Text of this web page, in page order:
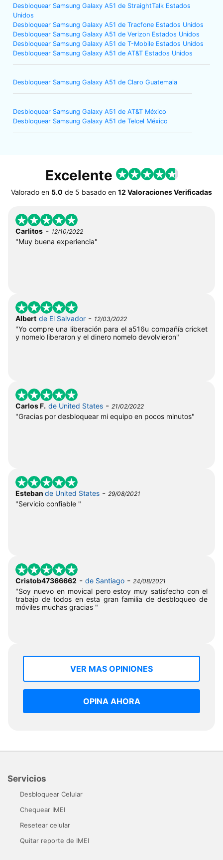
Desbloquear Samsung Galaxy A51 de StraightTalk Estados
Unidos
Desbloquear Samsung Galaxy A51 de Tracfone Estados Unidos
Desbloquear Samsung Galaxy A51 de Verizon Estados Unidos
Desbloquear Samsung Galaxy A51 de T-Mobile Estados Unidos
Desbloquear Samsung Galaxy A51 de AT&T Estados Unidos
Desbloquear Samsung Galaxy A51 de Claro Guatemala
Desbloquear Samsung Galaxy A51 de AT&T México
Desbloquear Samsung Galaxy A51 de Telcel México
Excelente
Valorado en 5.0 de 5 basado en 12 Valoraciones Verificadas
Carlitos - 12/10/2022
"Muy buena experiencia"
Albert de El Salvador - 12/03/2022
"Yo compre una liberación para el a516u compañía cricket
y nomelo liberaron y el dinero nomelo devolvieron"
Carlos F. de United States - 21/02/2022
"Gracias por desbloquear mi equipo en pocos minutos"
Esteban de United States - 29/08/2021
"Servicio confiable "
Cristob47366662 - de Santiago - 24/08/2021
"Soy nuevo en movical pero estoy muy satisfecho con el
trabajo de todos en esta gran familia de desbloqueo de
móviles muchas gracias "
VER MAS OPINIONES
OPINA AHORA
Servicios
Desbloquear Celular
Chequear IMEI
Resetear celular
Quitar reporte de IMEI